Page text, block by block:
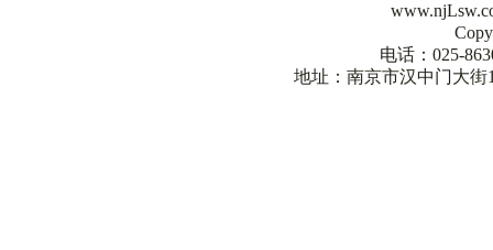
电话：025-
地址：南京市汉中门大